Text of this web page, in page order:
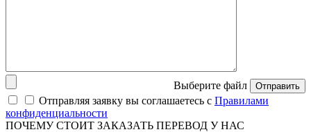
Выберите файл Отправить
Отправляя заявку вы соглашаетесь с Правилами
конфиденциальности
ПОЧЕМУ СТОИТ ЗАКАЗАТЬ ПЕРЕВОД У НАС